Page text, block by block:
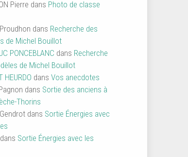
Pierre dans Photo de classe
dans Recherche des
de Michel Bouillot
PONCEBLANC dans Recherche
de Michel Bouillot
HEURDO dansVos anecdotes
dans Sortie des anciens à
Thorins
dans Sortie Énergies avec
dans Sortie Énergies avec les